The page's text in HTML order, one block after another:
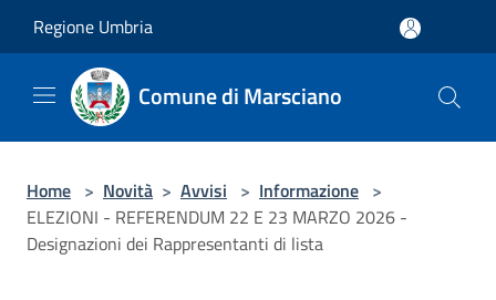
Regione Umbria
Comune di Marsciano
Home > Novità > Avvisi > Informazione >
ELEZIONI - REFERENDUM 22 E 23 MARZO 2026 -
Designazioni dei Rappresentanti di lista